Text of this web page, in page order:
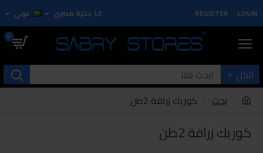
LOGIN
REGISTER
LE جنية مصري عربي
0
الكل
بحث
كوريك زرافة 2طن
كوريك زرافة 2طن